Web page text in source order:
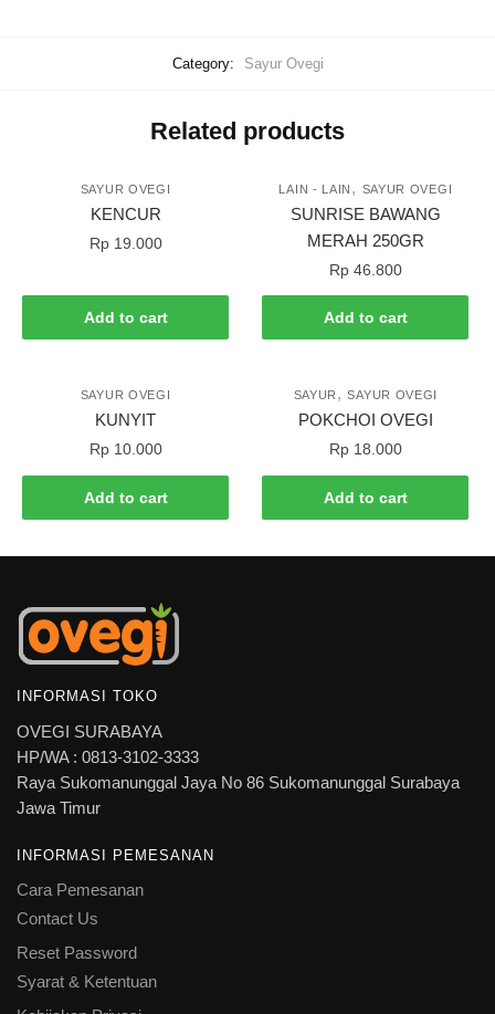
Category: Sayur Ovegi
Related products
SAYUR OVEGI
KENCUR
Rp19.000
Add to cart
LAIN - LAIN , SAYUR OVEGI
SUNRISE BAWANG
MERAH 250GR
Rp46.800
Add to cart
SAYUR OVEGI
KUNYIT
Rp10.000
Add to cart
SAYUR ,SAYUR OVEGI
POKCHOI OVEGI
Rp18.000
Add to cart
INFORMASI TOKO
OVEGI SURABAYA
HP/WA : 0813-3102-3333
Raya Sukomanunggal Jaya No 86 Sukomanunggal Surabaya
Jawa Timur
INFORMASI PEMESANAN
Cara Pemesanan
Contact Us
Reset Password
Syarat & Ketentuan